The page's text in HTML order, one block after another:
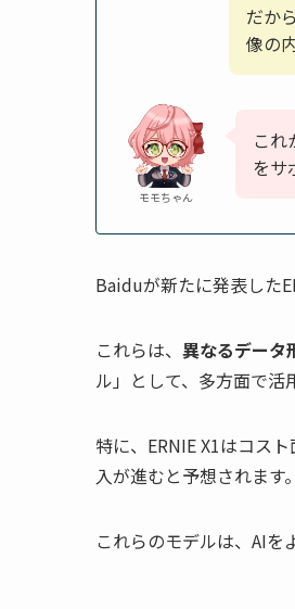
だか
像の
モモちゃん
こ
をサ
Baiduが新たに発表した
これらは、 異なるデータ
ル」として、多方面で活
特に、ERNIE X1はコス
入が進むと予想されます。
これらのモデルは、AIを